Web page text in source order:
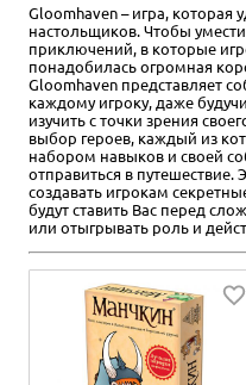
Gloomhaven – игра,
настольщиков. Чтобы
приключений, в которые
понадобилась огромная
Gloomhaven представляет
каждому игроку, даже
изучить с точки зрения
выбор героев, каждый из
набором навыков и своей
отправиться в
создавать игрокам
будут ставить Вас перед
или отыгрывать роль и